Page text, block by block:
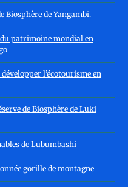
Biosphère de Yangambi.
du patrimoine mondial en
l’écotourisme en
de Biosphère de Luki
de Lubumbashi
gorille de montagne